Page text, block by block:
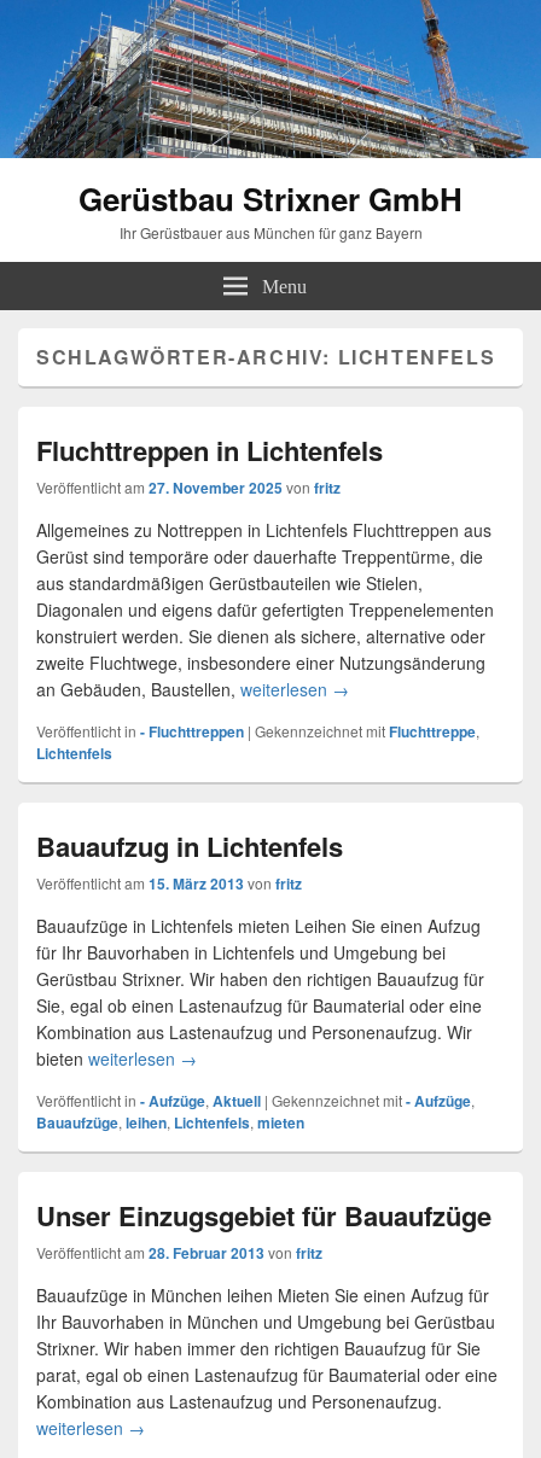
Gerüstbau Strixner GmbH
Ihr Gerüstbauer aus München für ganz Bayern
Menu
SCHLAGWÖRTER-ARCHIV: LICHTENFELS
Fluchttreppen in Lichtenfels
Veröffentlicht am 27. November 2025von fritz
Allgemeines zu Nottreppen in Lichtenfels Fluchttreppen aus
Gerüst sind temporäre oder dauerhafte Treppentürme, die
aus standardmäßigen Gerüstbauteilen wie Stielen,
Diagonalen und eigens dafür gefertigten Treppenelementen
konstruiert werden. Sie dienen als sichere, alternative oder
zweite Fluchtwege, insbesondere einer Nutzungsänderung
an Gebäuden, Baustellen, weiterlesen Fluchttreppen in
→
Veröffentlicht in - Fluchttreppen | Gekennzeichnet mitFluchttreppe,
Lichtenfels
Bauaufzug in Lichtenfels
Veröffentlicht am 15. März 2013von fritz
Bauaufzüge in Lichtenfels mieten Leihen Sie einen Aufzug
für Ihr Bauvorhaben in Lichtenfels und Umgebung bei
Gerüstbau Strixner. Wir haben den richtigen Bauaufzug für
Sie, egal ob einen Lastenaufzug für Baumaterial oder eine
Kombination aus Lastenaufzug und Personenaufzug. Wir
bieten weiterlesen Bauaufzug in Lichtenfels
→
Veröffentlicht in - Aufzüge, Aktuell | Gekennzeichnet mit- Aufzüge,
Bauaufzüge, leihen, Lichtenfels, mieten
Unser Einzugsgebiet für Bauaufzüge
Veröffentlicht am 28. Februar 2013von fritz
Bauaufzüge in München leihen Mieten Sie einen Aufzug für
Ihr Bauvorhaben in München und Umgebung bei Gerüstbau
Strixner. Wir haben immer den richtigen Bauaufzug für Sie
parat, egal ob einen Lastenaufzug für Baumaterial oder eine
Kombination aus Lastenaufzug und Personenaufzug.
weiterlesen Unser Einzugsgebiet für Bauaufzüge
→